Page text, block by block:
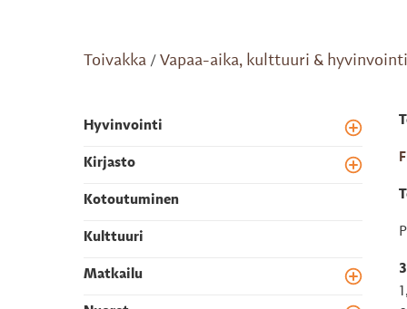
Toivakka / Vapaa-aika, kulttuuri & hyvinvointi
Hyvinvointi
Toggle
Kirjasto
Toggle
Kotoutuminen
Kulttuuri
Matkailu
Toggle